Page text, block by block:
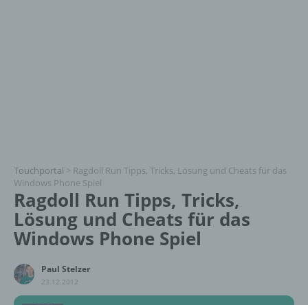
Touchportal > Ragdoll Run Tipps, Tricks, Lösung und Cheats für das
Windows Phone Spiel
Ragdoll Run Tipps, Tricks,
Lösung und Cheats für das
Windows Phone Spiel
Paul Stelzer
23.12.2012